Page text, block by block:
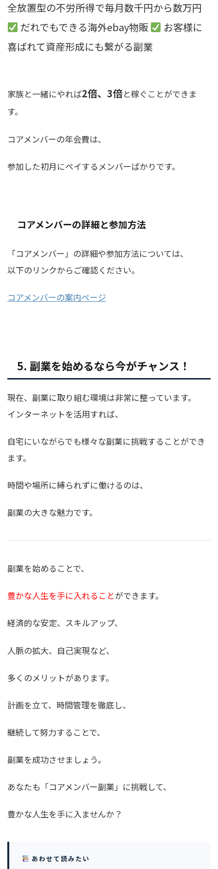
全放置型の不労所得で毎月数千円から数万円
だれでもできる海外ebay物販
お客様に
喜ばれて資産形成にも繋がる副業
家族と一緒にやれば2倍、3倍と稼ぐことができま
す。
コアメンバーの年会費は、
参加した初月にペイするメンバーばかりです。
コアメンバーの詳細と参加方法
「コアメンバー」の詳細や参加方法については、
以下のリンクからご確認ください。
コアメンバーの案内ページ
5. 副業を始めるなら今がチャンス！
現在、副業に取り組む環境は非常に整っています。
インターネットを活用すれば、
自宅にいながらでも様々な副業に挑戦することができ
ます。
時間や場所に縛られずに働けるのは、
副業の大きな魅力です。
副業を始めることで、
豊かな人生を手に入れることができます。
経済的な安定、スキルアップ、
人脈の拡大、自己実現など、
多くのメリットがあります。
計画を立て、時間管理を徹底し、
継続して努力することで、
副業を成功させましょう。
あなたも「コアメンバー副業」に挑戦して、
豊かな人生を手に入ませんか？
あわせて読みたい